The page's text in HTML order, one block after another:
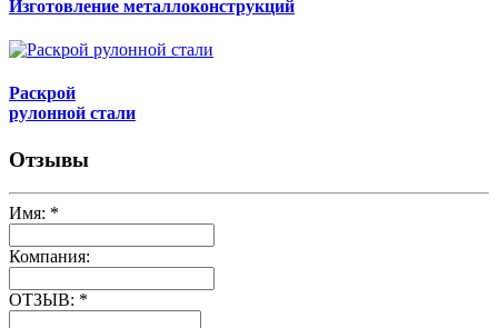
Изготовление металлоконструкций
Раскрой
рулонной стали
Отзывы
Имя: *
Компания:
ОТЗЫВ: *